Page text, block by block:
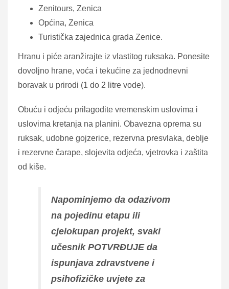
Zenitours, Zenica
Općina, Zenica
Turistička zajednica grada Zenice.
Hranu i piće aranžirajte iz vlastitog ruksaka. Ponesite
dovoljno hrane, voća i tekućine za jednodnevni
boravak u prirodi (1 do 2 litre vode).
Obuću i odjeću prilagodite vremenskim uslovima i
uslovima kretanja na planini. Obavezna oprema su
ruksak, udobne gojzerice, rezervna presvlaka, deblje
i rezervne čarape, slojevita odjeća, vjetrovka i zaštita
od kiše.
Napominjemo da odazivom
na pojedinu etapu ili
cjelokupan projekt, svaki
učesnik POTVRĐUJE da
ispunjava zdravstvene i
psihofizičke uvjete za